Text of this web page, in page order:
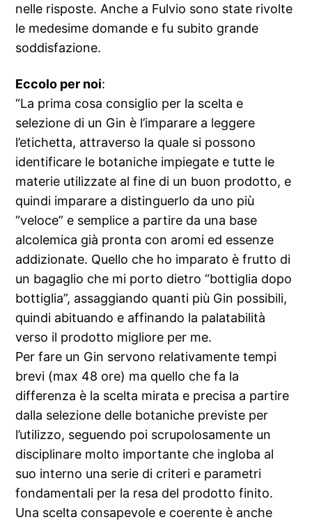
nelle risposte. Anche a Fulvio sono state rivolte
le medesime domande e fu subito grande
soddisfazione.
Eccolo per noi:
“La prima cosa consiglio per la scelta e
selezione di un Gin è l’imparare a leggere
l’etichetta, attraverso la quale si possono
identificare le botaniche impiegate e tutte le
materie utilizzate al fine di un buon prodotto, e
quindi imparare a distinguerlo da uno più
“veloce” e semplice a partire da una base
alcolemica già pronta con aromi ed essenze
addizionate. Quello che ho imparato è frutto di
un bagaglio che mi porto dietro “bottiglia dopo
bottiglia”, assaggiando quanti più Gin possibili,
quindi abituando e affinando la palatabilità
verso il prodotto migliore per me.
Per fare un Gin servono relativamente tempi
brevi (max 48 ore) ma quello che fa la
differenza è la scelta mirata e precisa a partire
dalla selezione delle botaniche previste per
l’utilizzo, seguendo poi scrupolosamente un
disciplinare molto importante che ingloba al
suo interno una serie di criteri e parametri
fondamentali per la resa del prodotto finito.
Una scelta consapevole e coerente è anche